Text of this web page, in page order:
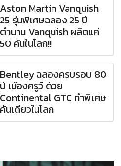
Aston Martin Vanquish
25 รุ่นพิเศษฉลอง 25 ปี
ตำนาน Vanquish ผลิตแค่
50 คันในโลก!!
Bentley ฉลองครบรอบ 80
ปี เมืองครูว์ ด้วย
Continental GTC ทำพิเศษ
คันเดียวในโลก